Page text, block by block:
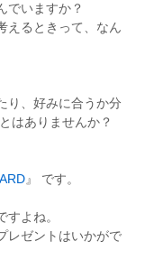
でいますか？
えるときって、なん
り、好みに合うか分
はありませんか？
』 です。
よね。
レゼントはいかがで